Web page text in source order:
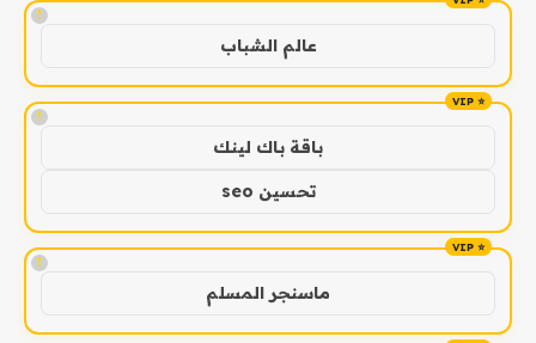
!
عالم الشباب
!
باقة باك لينك
تحسين seo
!
ماسنجر المسلم